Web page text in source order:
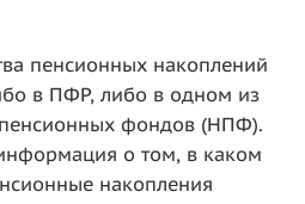
пенсионных накоплений
в ПФР, либо в одном из
пенсионных фондов (НПФ).
о том, в каком
накопления